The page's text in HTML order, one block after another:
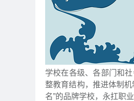
学校在各级、各部门和
整教育结构，推进体制
名”的品牌学校，永扛职